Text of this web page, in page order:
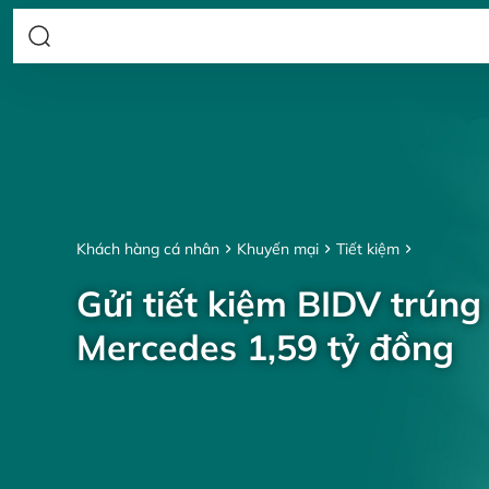
Khách hàng cá nhân Khuyến mại Tiết kiệm
Gửi tiết kiệm BIDV
Mercedes 1,59 tỷ đồng